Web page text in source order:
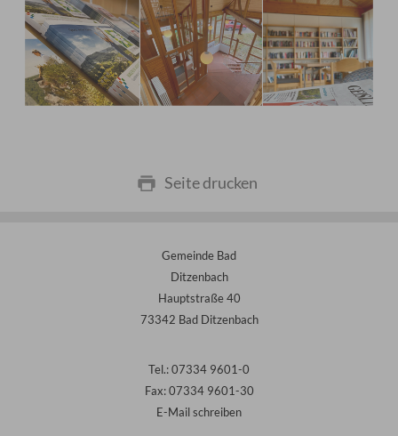
Seite drucken
Gemeinde Bad
Ditzenbach
Hauptstraße 40
73342 Bad Ditzenbach
Tel.: 07334 9601-0
Fax: 07334 9601-30
E-Mail schreiben